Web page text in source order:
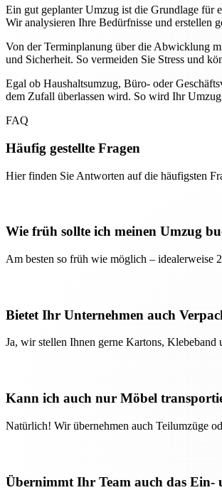
Ein gut geplanter Umzug ist die Grundlage für
Wir analysieren Ihre Bedürfnisse und erstellen
Von der Terminplanung über die Abwicklung
und Sicherheit. So vermeiden Sie Stress und
Egal ob Haushaltsumzug, Büro- oder
dem Zufall überlassen wird. So wird Ihr
FAQ
Häufig gestellte Fragen
Hier finden Sie Antworten auf die häufigsten
Wie früh sollte ich meinen Umzug
Am besten so früh wie möglich – idealerweise
Bietet Ihr Unternehmen auch
Ja, wir stellen Ihnen gerne Kartons,
Kann ich auch nur Möbel
Natürlich! Wir übernehmen auch Teilumzüge
Übernimmt Ihr Team auch das Ein-